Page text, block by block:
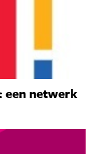
een netwerk